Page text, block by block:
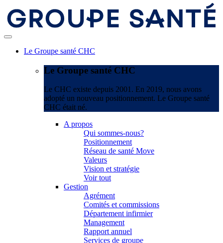
Le Groupe santé CHC
Le Groupe santé CHC
Le CHC existe depuis 2001. En 2019, nous avons
adopté un nouveau positionnement. Le Groupe santé
CHC était né.
A propos
Qui sommes-nous?
Positionnement
Réseau de santé Move
Valeurs
Vision et stratégie
Voir tout
Gestion
Agrément
Comités et commissions
Département infirmier
Management
Rapport annuel
Services de groupe